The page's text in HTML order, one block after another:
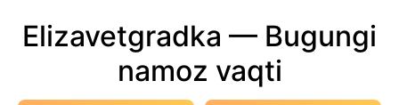
Elizavetgradka — Bugungi
namoz vaqti